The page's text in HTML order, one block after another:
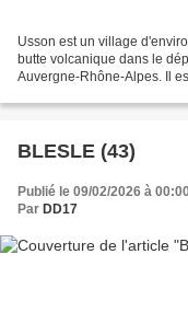
Usson est un village
butte volcanique dans le
Auvergne-Rhône-Alpes. Il
BLESLE (43)
Publié le 09/02/2026 à
Par DD17